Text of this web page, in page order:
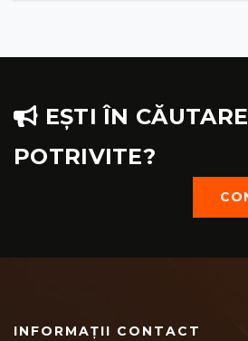
EȘTI ÎN
POTRIVITE?
INFORMAȚII CONTACT